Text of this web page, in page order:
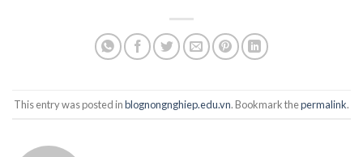
This entry was posted inblognongnghiep.edu.vn. Bookmark thepermalink.